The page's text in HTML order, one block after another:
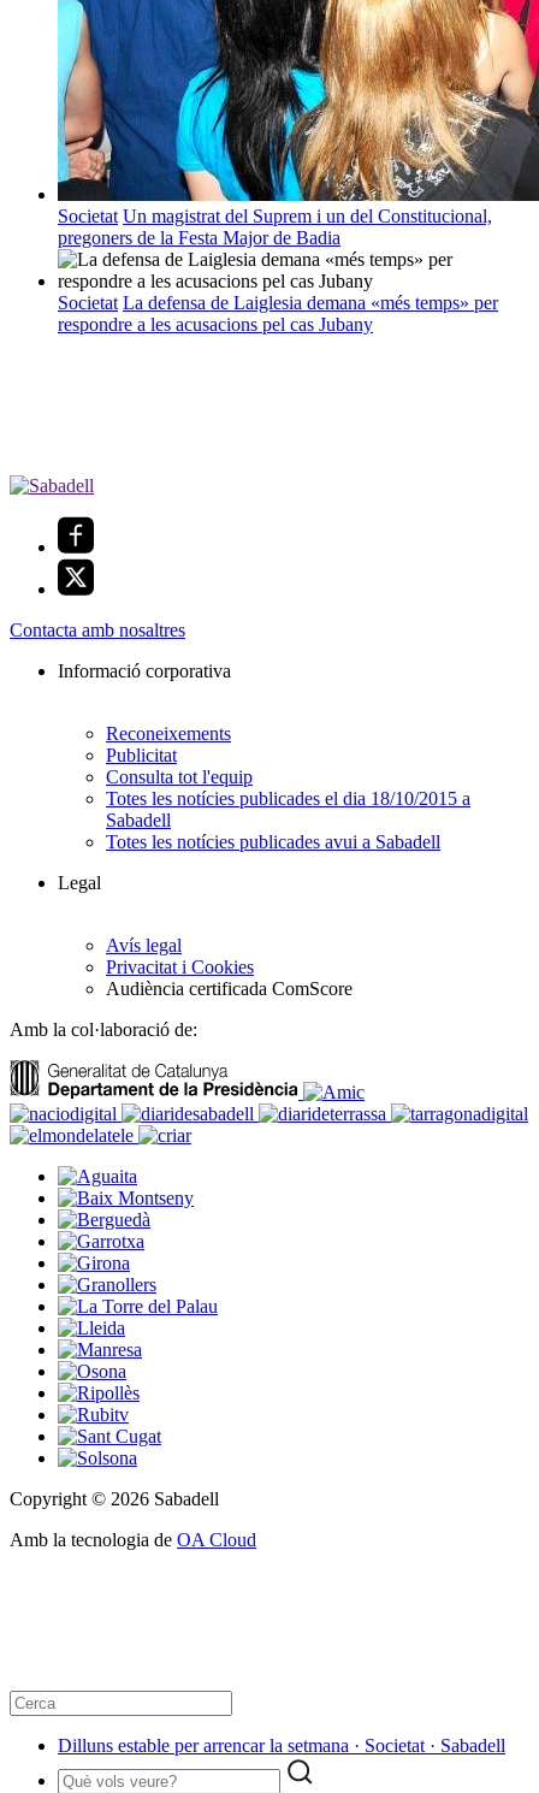
Societat Un magistrat del Suprem i un del Constitucional,
pregoners de la Festa Major de Badia
Societat La defensa de Laiglesia demana «més temps» per
respondre a les acusacions pel cas Jubany
Contacta amb nosaltres
Informació corporativa
Reconeixements
Publicitat
Consulta tot l'equip
Totes les notícies publicades el dia 18/10/2015 a
Sabadell
Totes les notícies publicades avui a Sabadell
Legal
Avís legal
Privacitat i Cookies
Audiència certificada ComScore
Amb la col·laboració de:
Copyright © 2026 Sabadell
Amb la tecnologia de OA Cloud
Dilluns estable per arrencar la setmana · Societat · Sabadell